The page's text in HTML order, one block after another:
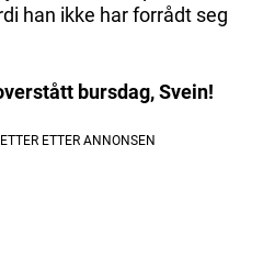
han ikke har forrådt seg
bursdag, Svein!